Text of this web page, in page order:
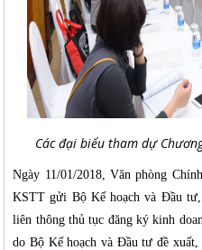
Các đại biểu tham dự
Ngày 11/01/2018, Văn phòng
KSTT gửi Bộ Kế hoạch và Đầu
liên thông thủ tục đăng ký kinh
do Bộ Kế hoạch và Đầu tư đề